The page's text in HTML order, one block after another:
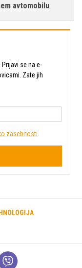
avtomobilu
se na e-
Zate jih
zasebnosti